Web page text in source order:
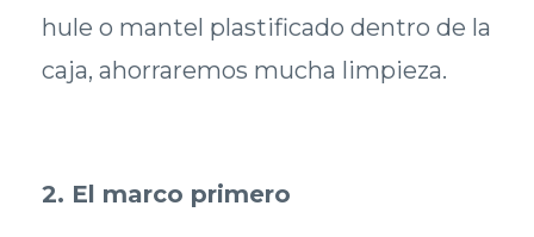
hule o mantel plastificado dentro de la
caja, ahorraremos mucha limpieza.
2. El marco primero